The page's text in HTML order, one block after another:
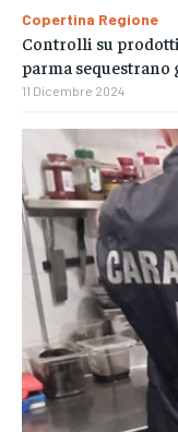
Copertina Regione
Controlli su
parma sequestrano
11 Dicembre 2024